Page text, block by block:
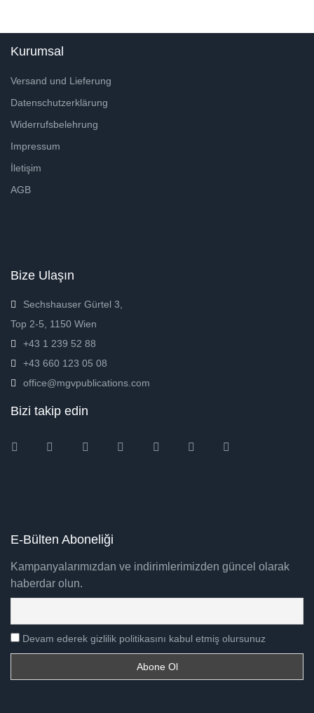
Kurumsal
Versand und Lieferung
Datenschutzerklärung
Widerrufsbelehrung
Impressum
İletişim
AGB
Bize Ulaşın
Sechshauser Gürtel 3,
Top 2-5, 1150 Wien
+43 1 239 52 88
+43 660 123 05 08
office@mgvpublications.com
Bizi takip edin
InstagramFacebookTwitter Amazon Pinterest
E-Bülten Aboneliği
Kampanyalarımızdan ve indirimlerimizden güncel olarak
haberdar olun.
Devam ederek gizlilik politikasını kabul etmiş olursunuz